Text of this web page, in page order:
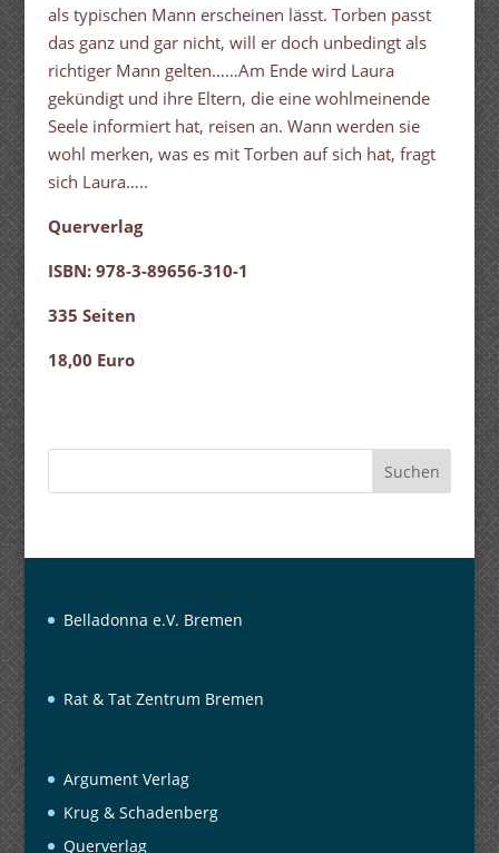
als typischen Mann erscheinen lässt. Torben passt
das ganz und gar nicht, will er doch unbedingt als
richtiger Mann gelten……Am Ende wird Laura
gekündigt und ihre Eltern, die eine wohlmeinende
Seele informiert hat, reisen an. Wann werden sie
wohl merken, was es mit Torben auf sich hat, fragt
sich Laura…..
Querverlag
ISBN: 978-3-89656-310-1
335 Seiten
18,00 Euro
Suchen
Belladonna e.V. Bremen
Rat & Tat Zentrum Bremen
Argument Verlag
Krug & Schadenberg
Querverlag